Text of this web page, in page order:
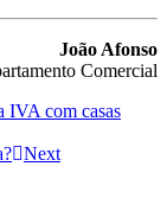
João Afonso
Comercial
IVA com casas
Next